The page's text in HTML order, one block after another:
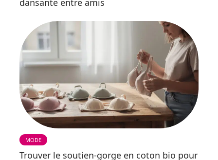
dansante entre amis
MODE
Trouver le soutien-gorge en coton bio pour